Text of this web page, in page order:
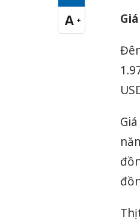
A +
Cỡ chữ lớn